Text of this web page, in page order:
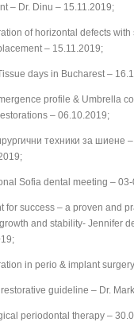
– Dr. Dinu – 15.11.2019;
of horizontal defects
– 15.11.2019;
days in Bucharest –
profile & Umbrella
– 06.10.2019;
техники за шиене
Sofia dental meeting –
for success – a proven and
and stability- Jennifer
in perio & implant
guideline – Dr.
periodontal therapy –